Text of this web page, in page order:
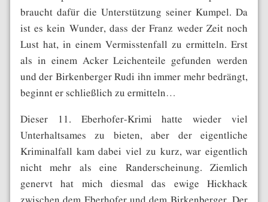
braucht dafür die Unterstützung seiner Kumpel. Da
ist es kein Wunder, dass der Franz weder Zeit noch
Lust hat, in einem Vermisstenfall zu ermitteln. Erst
als in einem Acker Leichenteile gefunden werden
und der Birkenberger Rudi ihn immer mehr bedrängt,
beginnt er schließlich zu ermitteln…
Dieser 11. Eberhofer-Krimi hatte wieder viel
Unterhaltsames zu bieten, aber der eigentliche
Kriminalfall kam dabei viel zu kurz, war eigentlich
nicht mehr als eine Randerscheinung. Ziemlich
genervt hat mich diesmal das ewige Hickhack
zwischen dem Eberhofer und dem Birkenberger. Der